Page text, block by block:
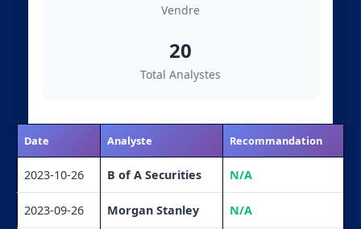
Vendre
20
Total Analystes
Date Analyste Recommandation
2023-10-26 B of A Securities N/A
2023-09-26 Morgan Stanley N/A